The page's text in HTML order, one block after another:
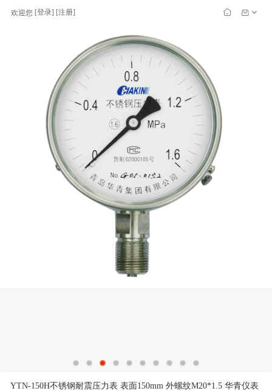
欢迎您 [登录] [注册]
YTN-150H不锈钢耐震压力表 表面150mm 外螺纹M20*1.5 华青仪表